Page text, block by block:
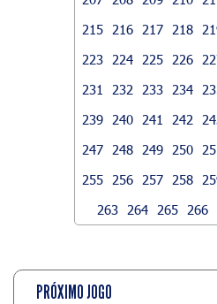
215
216 217 218
223
224 225 226
231
232 233 234
239
240 241 242
247
248 249 250
255
256 257 258
263
264 265 266
PRÓXIMO JOGO